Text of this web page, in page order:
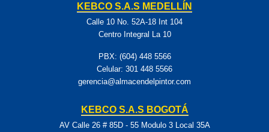
KEBCO S.A.S MEDELLÍN
Calle 10 No. 52A-18 Int 104
Centro Integral La 10
PBX: (604) 448 5566
Celular: 301 448 5566
gerencia@almacendelpintor.com
KEBCO S.A.S BOGOTÁ
AV Calle 26 # 85D - 55 Modulo 3 Local 35A